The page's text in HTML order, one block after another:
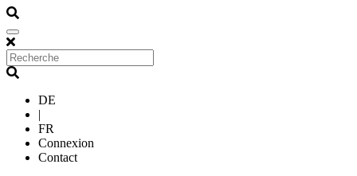
DE
|
FR
Connexion
Contact